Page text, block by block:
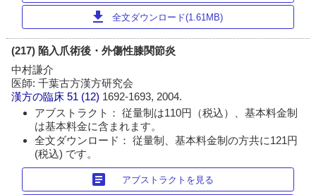
download 全文ダウンロード(1.61MB)
(217) 陥入爪術後・外傷性膝関節炎
中村謙介
医師: 千葉古方漢方研究会
漢方の臨床 51 (12) 1692-1693, 2004.
アブストラクト： 従量制は110円（税込）、基本料金制
は基本料金に含まれます。
全文ダウンロード： 従量制、基本料金制の方共に121円
(税込) です。
article アブストラクトを見る